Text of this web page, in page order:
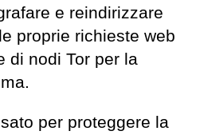
e reindirizzare
proprie richieste web
di nodi Tor per la
per proteggere la